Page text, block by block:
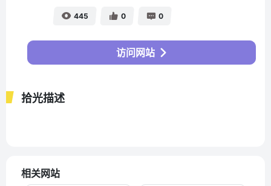
445 0 0
访问网站
拾光描述
相关网站